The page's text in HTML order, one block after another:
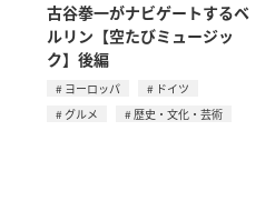
古谷拳一がナビゲートするベ
ルリン【空たびミュージッ
ク】後編
ヨーロッパ
ドイツ
グルメ
歴史・文化・芸術